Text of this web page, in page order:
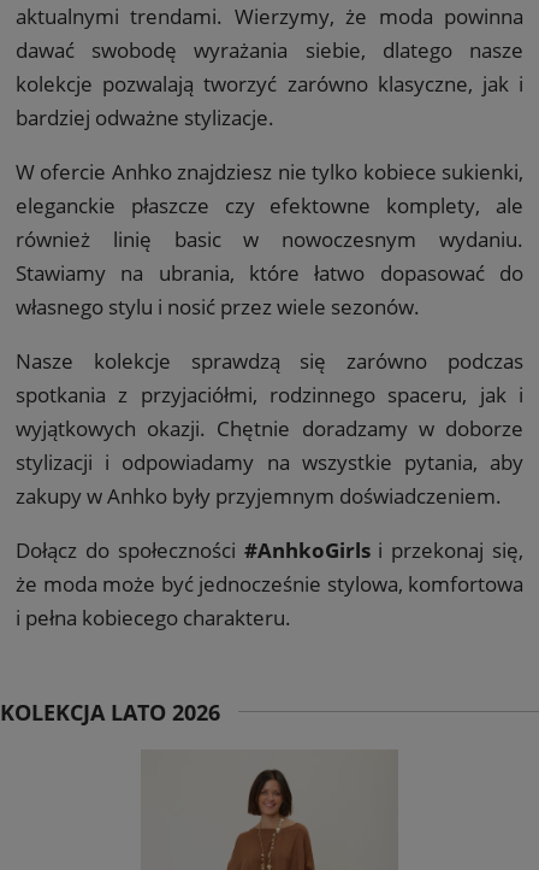
aktualnymi trendami. Wierzymy, że moda powinna
dawać swobodę wyrażania siebie, dlatego nasze
kolekcje pozwalają tworzyć zarówno klasyczne, jak i
bardziej odważne stylizacje.
W ofercie Anhko znajdziesz nie tylko kobiece sukienki,
eleganckie płaszcze czy efektowne komplety, ale
również linię basic w nowoczesnym wydaniu.
Stawiamy na ubrania, które łatwo dopasować do
własnego stylu i nosić przez wiele sezonów.
Nasze kolekcje sprawdzą się zarówno podczas
spotkania z przyjaciółmi, rodzinnego spaceru, jak i
wyjątkowych okazji. Chętnie doradzamy w doborze
stylizacji i odpowiadamy na wszystkie pytania, aby
zakupy w Anhko były przyjemnym doświadczeniem.
Dołącz do społeczności #AnhkoGirlsi przekonaj się,
że moda może być jednocześnie stylowa, komfortowa
i pełna kobiecego charakteru.
KOLEKCJA LATO 2026